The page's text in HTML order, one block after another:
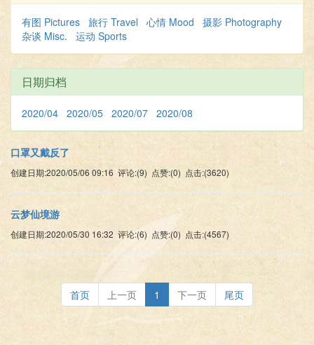
有图 Pictures 旅行 Travel 心情 Mood 摄影 Photography
杂谈 Misc. 运动 Sports
日期归档
2020/04 2020/05 2020/07 2020/08
口罩又戴反了
创建日期:2020/05/06 09:16 评论:(9) 点赞:(0) 点击:(3620)
云梦仙境游
创建日期:2020/05/30 16:32 评论:(6) 点赞:(0) 点击:(4567)
首页 上一页 1 下一页 尾页